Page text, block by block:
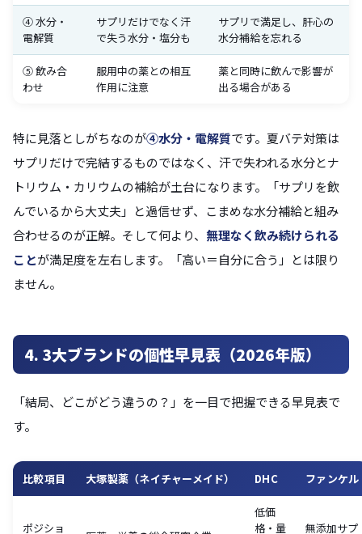
④ 水分・
電解質
サプリだけでなく汗
で失う水分・塩分も
サプリで満足し、肝心の
水分補給を忘れる
⑤ 飲み合
わせ
服用中の薬との相互
作用に注意
薬と同時に飲んで影響が
出る場合がある
特に見落としがちなのが④水分・電解質です。夏バテ対策は
サプリだけで完結するものではなく、汗で失われる水分とナ
トリウム・カリウムの補給が土台になります。「サプリを飲
んでいるから大丈夫」と過信せず、こまめな水分補給と組み
合わせるのが正解。そして何より、 無理なく飲み続けられる
ことが満足度を左右します。「高い＝自分に合う」とは限り
ません。
4. 3大ブランドの個性早見表（2026年版）
「結局、どこがどう違うの？」を一目で把握できる早見表で
す。
比較項目 大塚製薬（ネイチャーメイド） DHC ファンケル
ポジショ
低価
格・量
無添加サプ